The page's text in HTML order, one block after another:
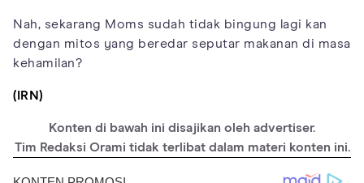
Nah, sekarang Moms sudah tidak bingung lagi kan
dengan mitos yang beredar seputar makanan di masa
kehamilan?
(IRN)
Konten di bawah ini disajikan oleh advertiser.
Tim Redaksi Orami tidak terlibat dalam materi konten ini.